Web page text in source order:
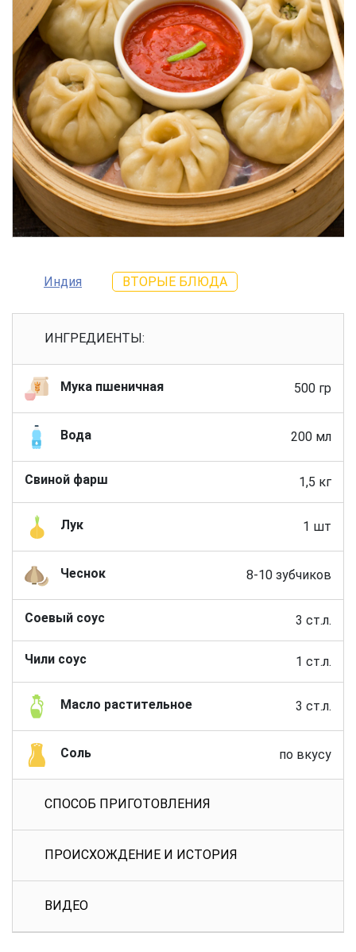
Индия ВТОРЫЕ БЛЮДА
ИНГРЕДИЕНТЫ:
Мука пшеничная 500 гр
Вода 200 мл
Свиной фарш 1,5 кг
Лук 1 шт
Чеснок 8-10 зубчиков
Соевый соус 3 ст.л.
Чили соус 1 ст.л.
Масло растительное 3 ст.л.
Соль по вкусу
СПОСОБ ПРИГОТОВЛЕНИЯ
ПРОИСХОЖДЕНИЕ И ИСТОРИЯ
ВИДЕО